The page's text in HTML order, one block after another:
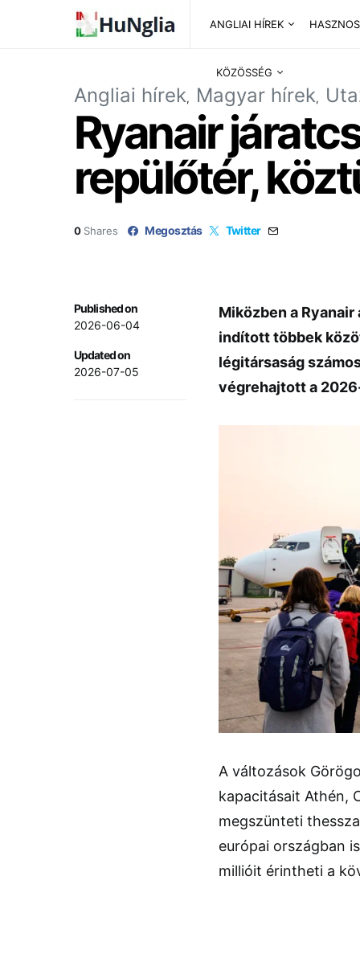
ANGLIAI HÍREK
KÖZÖSSÉG
Angliai hírek Magyar hírek
Ryanair
repülőtér,
0 Shares Megosztás Twitter
Published on
2026-06-04
Updated on
2026-07-05
Miközben a
indított többek
légitársaság
végrehajtott a
A változások
kapacitásait Athén,
megszünteti
európai országban
millióit érintheti a